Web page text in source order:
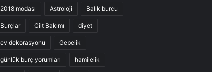
2018 modası Astroloji Balık burcu
Burçlar Cilt Bakımı diyet
ev dekorasyonu Gebelik
günlük burç yorumları hamilelik